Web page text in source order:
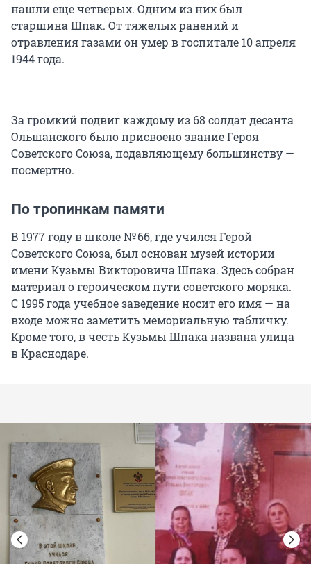
нашли еще четверых. Одним из них был
старшина Шпак. От тяжелых ранений и
отравления газами он умер в госпитале 10 апреля
1944 года.
За громкий подвиг каждому из 68 солдат десанта
Ольшанского было присвоено звание Героя
Советского Союза, подавляющему большинству —
посмертно.
По тропинкам памяти
В 1977 году в школе № 66, где учился Герой
Советского Союза, был основан музей истории
имени Кузьмы Викторовича Шпака. Здесь собран
материал о героическом пути советского моряка.
С 1995 года учебное заведение носит его имя — на
входе можно заметить мемориальную табличку.
Кроме того, в честь Кузьмы Шпака названа улица
в Краснодаре.